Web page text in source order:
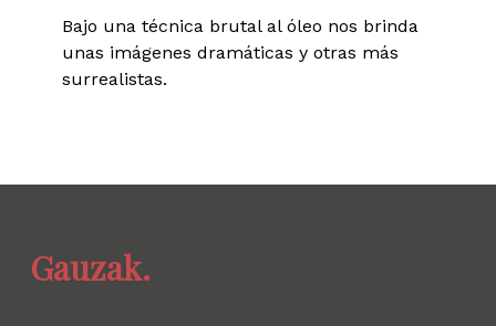
Bajo una técnica brutal al óleo nos brinda
unas imágenes dramáticas y otras más
surrealistas.
Gauzak.